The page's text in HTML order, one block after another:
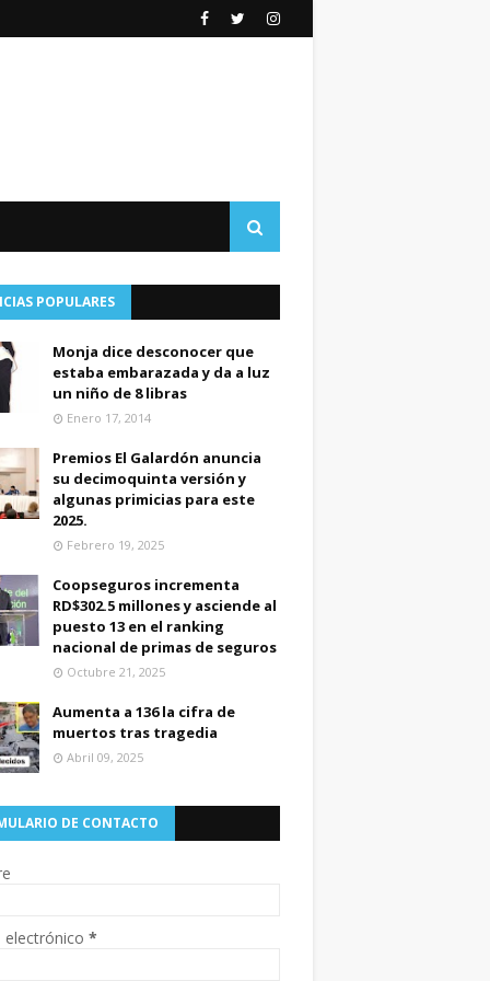
POPULARES
Monja dice desconocer que
estaba embarazada y da a luz
un niño de 8 libras
Enero 17, 2014
Premios El Galardón anuncia
su decimoquinta versión y
algunas primicias para este
2025.
Febrero 19, 2025
Coopseguros incrementa
RD$302.5 millones y asciende al
puesto 13 en el ranking
nacional de primas de seguros
Octubre 21, 2025
Aumenta a 136 la cifra de
muertos tras tragedia
Abril 09, 2025
DE CONTACTO
electrónico *